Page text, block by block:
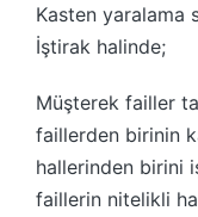
Kasten yaralama
İştirak halinde;
Müşterek failler
faillerden birinin
hallerinden birini
faillerin nitelikli hal